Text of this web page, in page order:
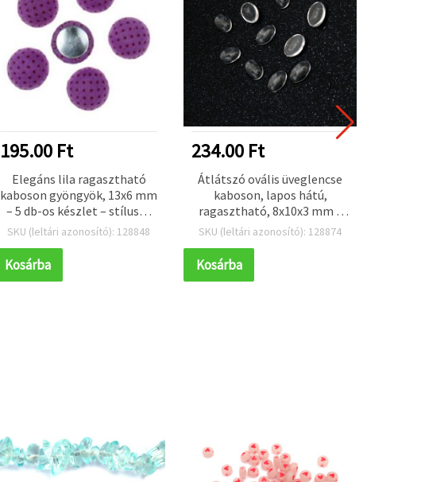
195.00 Ft
Elegáns lila ragasztható
kaboson gyöngyök, 13x6 mm
– 5 db-os készlet – stílusos
ékszerekhez,
kiegészítőkhöz és kreatív
DIY kézműves projektekhez
SKU (leltári azonosító): 128848
Kosárba
234.00 Ft
Átlátszó ovális üveglencse
kaboson, lapos hátú,
ragasztható, 8x10x3 mm –
20 db/csomag
SKU (leltári azonosító): 128874
Kosárba